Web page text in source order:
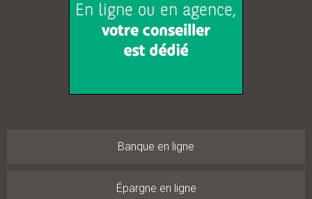
Banque en ligne
Épargne en ligne